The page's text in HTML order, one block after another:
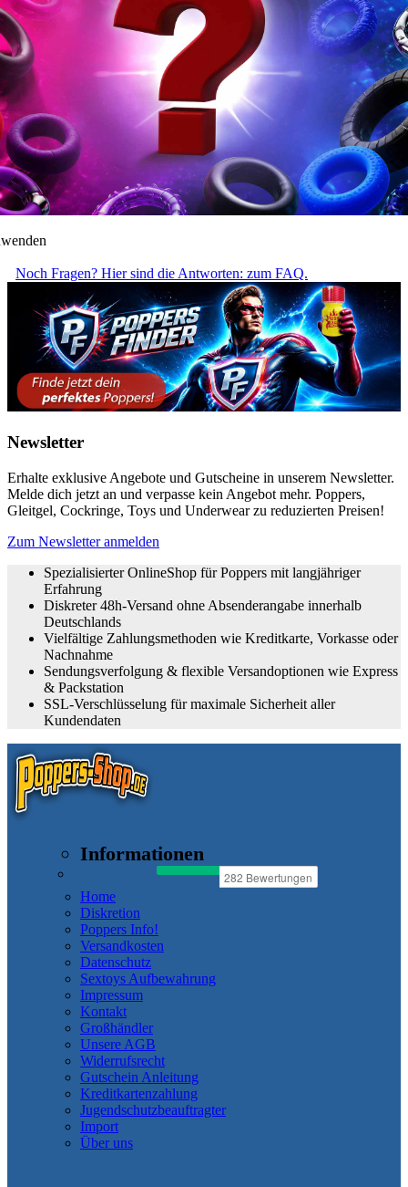
Noch Fragen? Hier sind die Antworten: zum FAQ.
Newsletter
Erhalte exklusive Angebote und Gutscheine in unserem Newsletter.
Melde dich jetzt an und verpasse kein Angebot mehr. Poppers,
Gleitgel, Cockringe, Toys und Underwear zu reduzierten Preisen!
Zum Newsletter anmelden
Spezialisierter OnlineShop für Poppers mit langjähriger
Erfahrung
Diskreter 48h-Versand ohne Absenderangabe innerhalb
Deutschlands
Vielfältige Zahlungsmethoden wie Kreditkarte, Vorkasse oder
Nachnahme
Sendungsverfolgung & flexible Versandoptionen wie Express
& Packstation
SSL-Verschlüsselung für maximale Sicherheit aller
Kundendaten
Informationen
Home
Diskretion
Poppers Info!
Versandkosten
Datenschutz
Sextoys Aufbewahrung
Impressum
Kontakt
Großhändler
Unsere AGB
Widerrufsrecht
Gutschein Anleitung
Kreditkartenzahlung
Jugendschutzbeauftragter
Import
Über uns